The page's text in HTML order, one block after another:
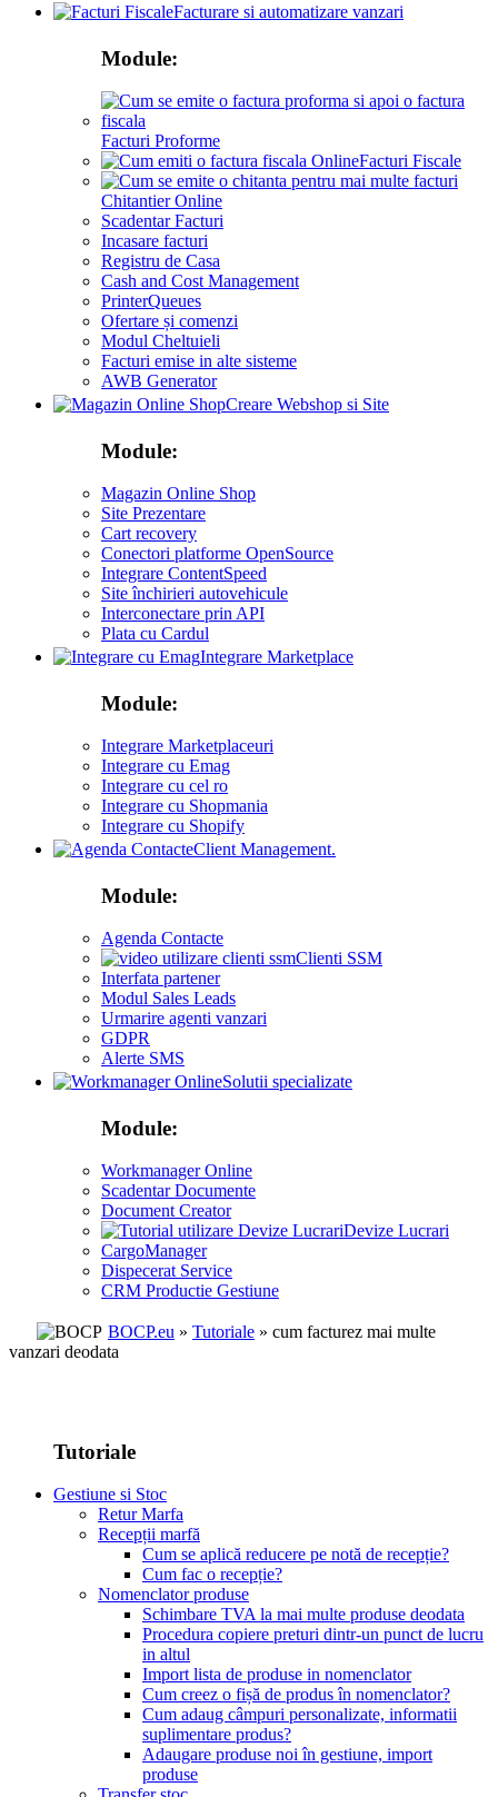
Facturare si automatizare vanzari
Module:
Facturi Proforme
Facturi Fiscale
Chitantier Online
Scadentar Facturi
Incasare facturi
Registru de Casa
Cash and Cost Management
PrinterQueues
Ofertare și comenzi
Modul Cheltuieli
Facturi emise in alte sisteme
AWB Generator
Creare Webshop si Site
Module:
Magazin Online Shop
Site Prezentare
Cart recovery
Conectori platforme OpenSource
Integrare ContentSpeed
Site închirieri autovehicule
Interconectare prin API
Plata cu Cardul
Integrare Marketplace
Module:
Integrare Marketplaceuri
Integrare cu Emag
Integrare cu cel ro
Integrare cu Shopmania
Integrare cu Shopify
Client Management.
Module:
Agenda Contacte
Clienti SSM
Interfata partener
Modul Sales Leads
Urmarire agenti vanzari
GDPR
Alerte SMS
Solutii specializate
Module:
Workmanager Online
Scadentar Documente
Document Creator
Devize Lucrari
CargoManager
Dispecerat Service
CRM Productie Gestiune
BOCP.eu » Tutoriale » cum facturez mai multe
vanzari deodata
Tutoriale
Gestiune si Stoc
Retur Marfa
Recepții marfă
Cum se aplică reducere pe notă de recepție?
Cum fac o recepție?
Nomenclator produse
Schimbare TVA la mai multe produse deodata
Procedura copiere preturi dintr-un punct de lucru
in altul
Import lista de produse in nomenclator
Cum creez o fișă de produs în nomenclator?
Cum adaug câmpuri personalizate, informatii
suplimentare produs?
Adaugare produse noi în gestiune, import
produse